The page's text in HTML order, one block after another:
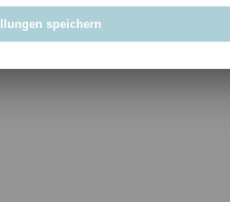
speichern